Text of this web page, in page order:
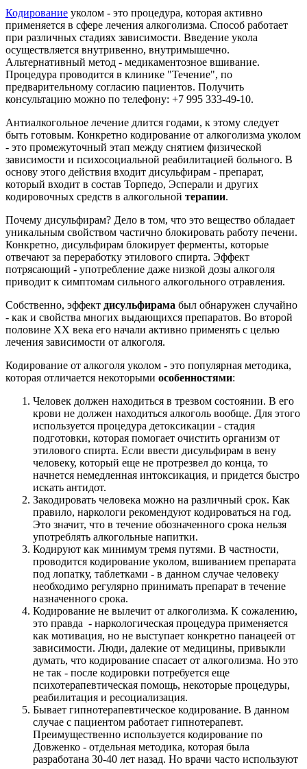
Кодирование уколом - это процедура, которая активно
применяется в сфере лечения алкоголизма. Способ работает
при различных стадиях зависимости. Введение укола
осуществляется внутривенно, внутримышечно.
Альтернативный метод - медикаментозное вшивание.
Процедура проводится в клинике "Течение", по
предварительному согласию пациентов. Получить
консультацию можно по телефону: +7 995 333-49-10.
Антиалкогольное лечение длится годами, к этому следует
быть готовым. Конкретно кодирование от алкоголизма уколом
- это промежуточный этап между снятием физической
зависимости и психосоциальной реабилитацией больного. В
основу этого действия входит дисульфирам - препарат,
который входит в состав Торпедо, Эсперали и других
кодировочных средств в алкогольной терапии.
Почему дисульфирам? Дело в том, что это вещество обладает
уникальным свойством частично блокировать работу печени.
Конкретно, дисульфирам блокирует ферменты, которые
отвечают за переработку этилового спирта. Эффект
потрясающий - употребление даже низкой дозы алкоголя
приводит к симптомам сильного алкогольного отравления.
Собственно, эффект дисульфирама был обнаружен случайно
- как и свойства многих выдающихся препаратов. Во второй
половине ХХ века его начали активно применять с целью
лечения зависимости от алкоголя.
Кодирование от алкоголя уколом - это популярная методика,
которая отличается некоторыми особенностями:
Человек должен находиться в трезвом состоянии. В его
крови не должен находиться алкоголь вообще. Для этого
используется процедура детоксикации - стадия
подготовки, которая помогает очистить организм от
этилового спирта. Если ввести дисульфирам в вену
человеку, который еще не протрезвел до конца, то
начнется немедленная интоксикация, и придется быстро
искать антидот.
Закодировать человека можно на различный срок. Как
правило, наркологи рекомендуют кодироваться на год.
Это значит, что в течение обозначенного срока нельзя
употреблять алкогольные напитки.
Кодируют как минимум тремя путями. В частности,
проводится кодирование уколом, вшиванием препарата
под лопатку, таблетками - в данном случае человеку
необходимо регулярно принимать препарат в течение
назначенного срока.
Кодирование не вылечит от алкоголизма. К сожалению,
это правда - наркологическая процедура применяется
как мотивация, но не выступает конкретно панацеей от
зависимости. Люди, далекие от медицины, привыкли
думать, что кодирование спасает от алкоголизма. Но это
не так - после кодировки потребуется еще
психотерапевтическая помощь, некоторые процедуры,
реабилитация и ресоциализация.
Бывает гипнотерапевтическое кодирование. В данном
случае с пациентом работает гипнотерапевт.
Преимущественно используется кодирование по
Довженко - отдельная методика, которая была
разработана 30-40 лет назад. Но врачи часто используют